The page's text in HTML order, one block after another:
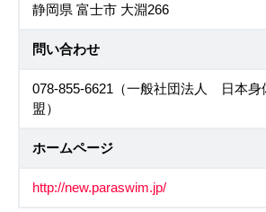
静岡県 富士市 大淵266
問い合わせ
078-855-6621（一般社団法人 日本身
盟）
ホームページ
http://new.paraswim.jp/